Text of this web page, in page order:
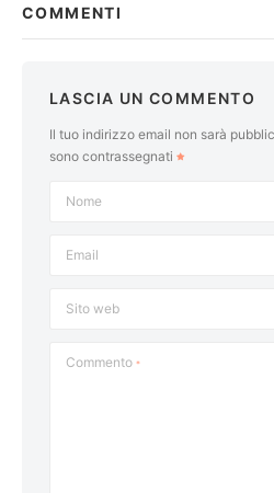
COMMENTI
LASCIA UN COMMENTO
Il tuo indirizzo email non sarà
sono contrassegnati
Nome
Email
Sito web
Commento *